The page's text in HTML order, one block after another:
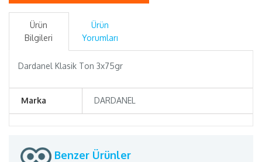
Ürün
Bilgileri
Ürün
Yorumları
Dardanel Klasik Ton 3x75gr
Marka DARDANEL
Benzer Ürünler